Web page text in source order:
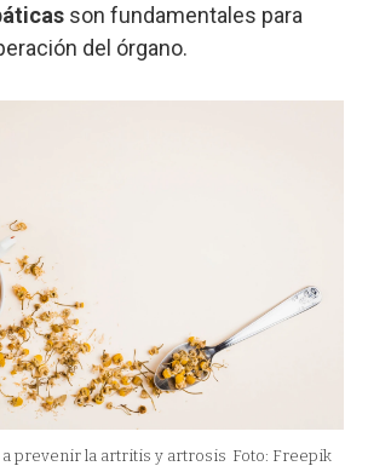
son fundamentales para
del órgano.
a prevenir la artritis y artrosis Foto: Freepik